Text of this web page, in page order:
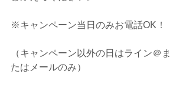
※キャンペーン当日のみお電話OK！
（キャンペーン以外の日はライン＠ま
たはメールのみ）